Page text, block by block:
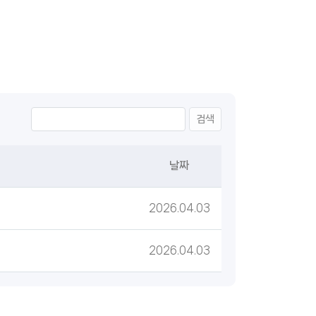
검색
날짜
2026.04.03
2026.04.03